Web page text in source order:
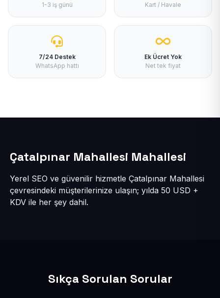
1-3 iş günü
Kart / Havale
7/24 Destek
WhatsApp hattı
Ek Ücret Yok
Net tek fiyat
Çatalpınar Mahallesi Mahallesi
Yerel SEO ve güvenilir hizmetle Çatalpınar Mahallesi
çevresindeki müşterilerinize ulaşın; yılda 50 USD +
KDV ile her şey dahil.
Sıkça Sorulan Sorular